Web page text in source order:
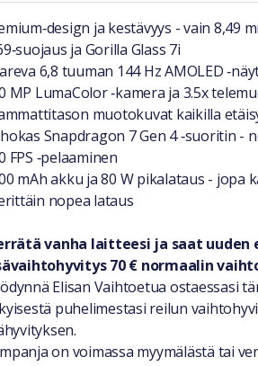
lyhyesti
ja kestävyys - vain 8,49
ja Gorilla Glass 7i
6,8 tuuman 144 Hz AMOLED
MP LumaColor ‑kamera ja 3.5x
muotokuvat kaikilla
Snapdragon 7 Gen 4 ‑suoritin -
FPS ‑pelaaminen
mAh akku ja 80 W pikalataus - jopa
nopea lataus
vanha laitteesi ja saat uuden
70 € normaalin
Elisan Vaihtoetua ostaessasi
puhelimestasi reilun
on voimassa myymälästä tai